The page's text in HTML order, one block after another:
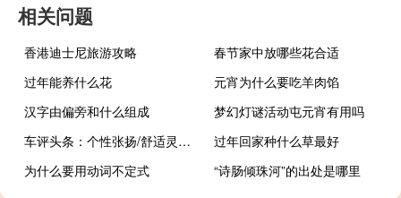
相关问题
香港迪士尼旅游攻略
春节家中放哪些花合适
过年能养什么花
元宵为什么要吃羊肉馅
汉字由偏旁和什么组成
梦幻灯谜活动屯元宵有用吗
车评头条：个性张扬/舒适灵活 试驾长安福特新款翼搏
过年回家种什么草最好
为什么要用动词不定式
“诗肠倾珠河”的出处是哪里